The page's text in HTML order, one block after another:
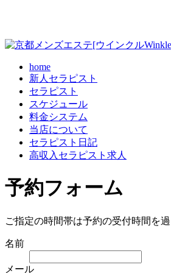
home
新人セラピスト
セラピスト
スケジュール
料金システム
当店について
セラピスト日記
高収入セラピスト求人
予約フォーム
ご指定の時間帯は予約の受付時間を
名前
メール